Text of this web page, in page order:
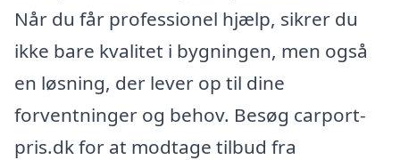
Når du får professionel hjælp, sikrer du
ikke bare kvalitet i bygningen, men også
en løsning, der lever op til dine
forventninger og behov. Besøg carport-
pris.dk for at modtage tilbud fra